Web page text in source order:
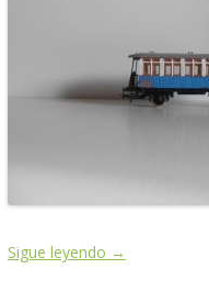
Sigue leyendo →